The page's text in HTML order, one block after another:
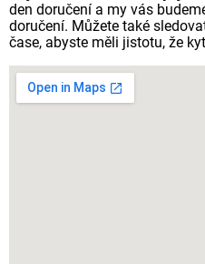
den doručení a my vás
doručení. Můžete také
čase, abyste měli jistotu, že